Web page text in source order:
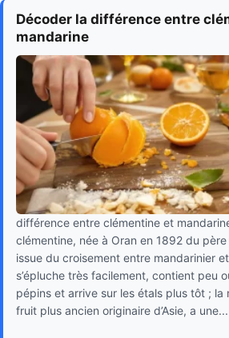
Décoder la différence entre
mandarine
différence entre clémentine et
clémentine, née à Oran en 1892 du
issue du croisement entre mandarinier
s’épluche très facilement, contient peu
pépins et arrive sur les étals plus tôt ; la
fruit plus ancien originaire d’Asie, a une...